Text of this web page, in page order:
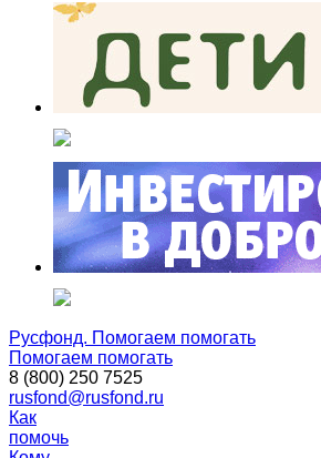
Русфонд. Помогаем помогать
Помогаем помогать
8 (800) 250 7525
rusfond@rusfond.ru
Как
помочь